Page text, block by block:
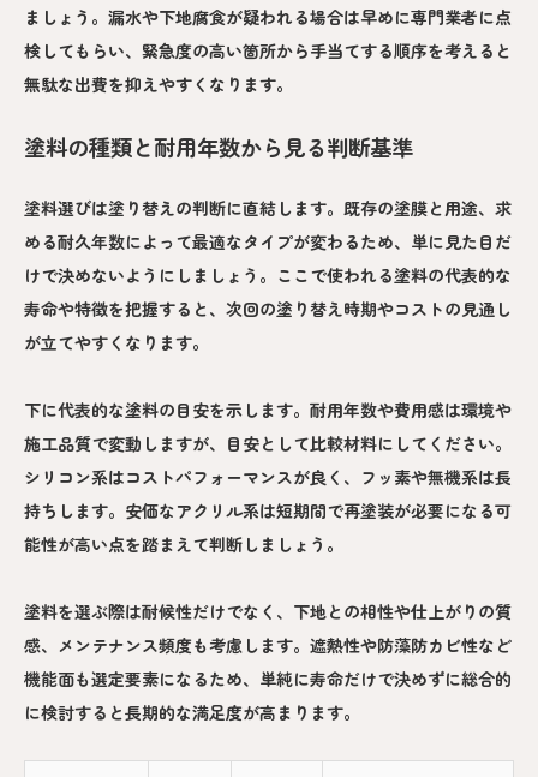
ましょう。漏水や下地腐食が疑われる場合は早めに専門業者に点
検してもらい、緊急度の高い箇所から手当てする順序を考えると
無駄な出費を抑えやすくなります。
塗料の種類と耐用年数から見る判断基準
塗料選びは塗り替えの判断に直結します。既存の塗膜と用途、求
める耐久年数によって最適なタイプが変わるため、単に見た目だ
けで決めないようにしましょう。ここで使われる塗料の代表的な
寿命や特徴を把握すると、次回の塗り替え時期やコストの見通し
が立てやすくなります。
下に代表的な塗料の目安を示します。耐用年数や費用感は環境や
施工品質で変動しますが、目安として比較材料にしてください。
シリコン系はコストパフォーマンスが良く、フッ素や無機系は長
持ちします。安価なアクリル系は短期間で再塗装が必要になる可
能性が高い点を踏まえて判断しましょう。
塗料を選ぶ際は耐候性だけでなく、下地との相性や仕上がりの質
感、メンテナンス頻度も考慮します。遮熱性や防藻防カビ性など
機能面も選定要素になるため、単純に寿命だけで決めずに総合的
に検討すると長期的な満足度が高まります。